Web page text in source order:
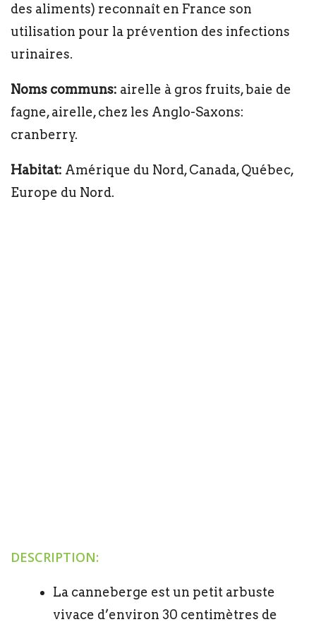
des aliments) reconnaît en France son
utilisation pour la prévention des infections
urinaires.
Noms communs: airelle à gros fruits, baie de
fagne, airelle, chez les Anglo-Saxons:
cranberry.
Habitat: Amérique du Nord, Canada, Québec,
Europe du Nord.
DESCRIPTION:
La canneberge est un petit arbuste
vivace d’environ 30 centimètres de